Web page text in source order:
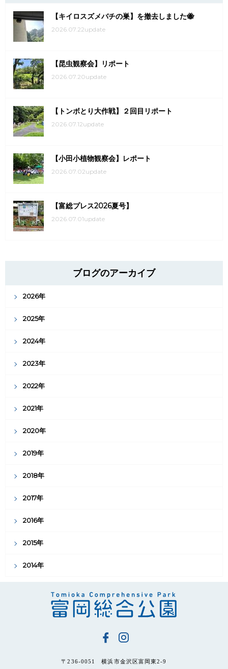
【キイロスズメバチの巣】を撤去しました🐝
2026.07.22update
【昆虫観察会】リポート
2026.07.20update
【トンボとり大作戦】２回目リポート
2026.07.12update
【小田小植物観察会】レポート
2026.07.02update
【富総プレス2026夏号】
2026.07.01update
ブログのアーカイブ
2026年
2025年
2024年
2023年
2022年
2021年
2020年
2019年
2018年
2017年
2016年
2015年
2014年
〒236-0051 横浜市金沢区富岡東2-9